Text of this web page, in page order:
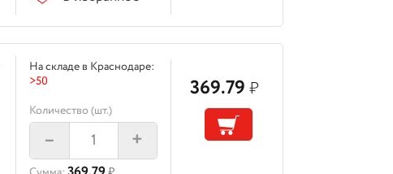
На складе в Краснодаре:
>50
Количество (шт.)
– +
369.79₽